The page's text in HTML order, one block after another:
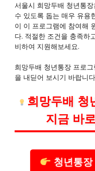
서울시 희망두배 청년통
수 있도록 돕는 매우 유용
이 이 프로그램에 참여해
다. 적절한 조건을 충족하
비하여 지원해보세요.
희망두배 청년통장 프로
을 내딛어 보시기 바랍니
희망두배 청
지금 바
청년통장